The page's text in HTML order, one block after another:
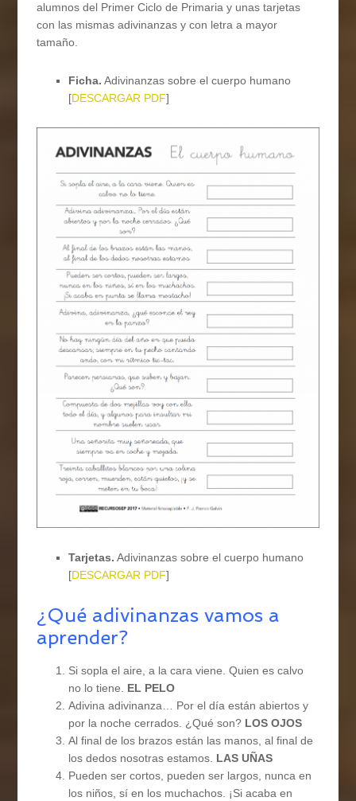
alumnos del Primer Ciclo de Primaria y unas tarjetas
con las mismas adivinanzas y con letra a mayor
tamaño.
Ficha. Adivinanzas sobre el cuerpo humano
[DESCARGAR PDF]
Tarjetas. Adivinanzas sobre el cuerpo humano
[DESCARGAR PDF]
¿Qué adivinanzas vamos a
aprender?
Si sopla el aire, a la cara viene. Quien es calvo
no lo tiene. EL PELO
Adivina adivinanza… Por el día están abiertos y
por la noche cerrados. ¿Qué son? LOS OJOS
Al final de los brazos están las manos, al final de
los dedos nosotras estamos. LAS UÑAS
Pueden ser cortos, pueden ser largos, nunca en
los niños, sí en los muchachos. ¡Si acaba en